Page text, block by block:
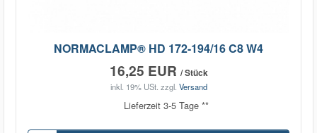
NORMACLAMP® HD 172-194/16 C8 W4
16,25 EUR / Stück
inkl. 19% USt. zzgl. Versand
Lieferzeit 3-5 Tage **